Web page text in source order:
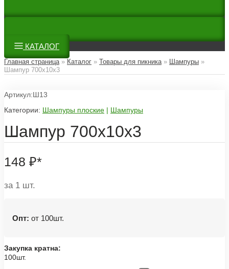
КАТАЛОГ
Главная страница» Каталог » Товары для пикника» Шампуры »
Шампур 700х10х3
Артикул:Ш13
Категории: Шампуры плоские | Шампуры
Шампур 700х10х3
148 ₽*
за 1 шт.
Опт: от 100шт.
Закупка кратна:
100шт.